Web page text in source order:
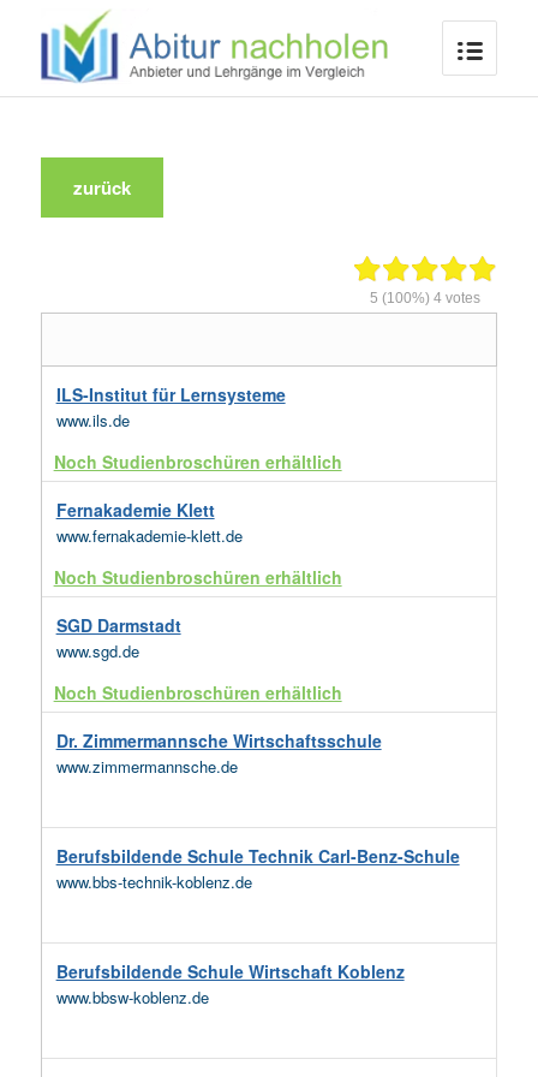
zurück
5 (100%)4 votes
ILS-Institut für Lernsysteme
www.ils.de
Noch Studienbroschüren erhältlich
Fernakademie Klett
www.fernakademie-klett.de
Noch Studienbroschüren erhältlich
SGD Darmstadt
www.sgd.de
Noch Studienbroschüren erhältlich
Dr. Zimmermannsche Wirtschaftsschule
www.zimmermannsche.de
Berufsbildende Schule Technik Carl-Benz-Schule
www.bbs-technik-koblenz.de
Berufsbildende Schule Wirtschaft Koblenz
www.bbsw-koblenz.de